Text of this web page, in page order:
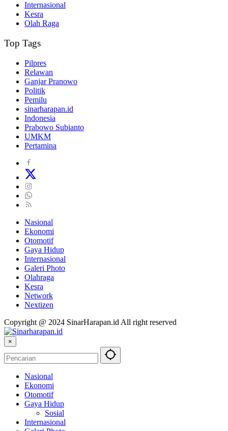
Internasional
Kesra
Olah Raga
Top Tags
Pilpres
Relawan
Ganjar Pranowo
Politik
Pemilu
sinarharapan.id
Indonesia
Prabowo Subianto
UMKM
Pertamina
Nasional
Ekonomi
Otomotif
Gaya Hidup
Internasional
Galeri Photo
Olahraga
Kesra
Network
Nextizen
Copyright @ 2024 SinarHarapan.id All right reserved
×
Nasional
Ekonomi
Otomotif
Gaya Hidup
Sosial
Internasional